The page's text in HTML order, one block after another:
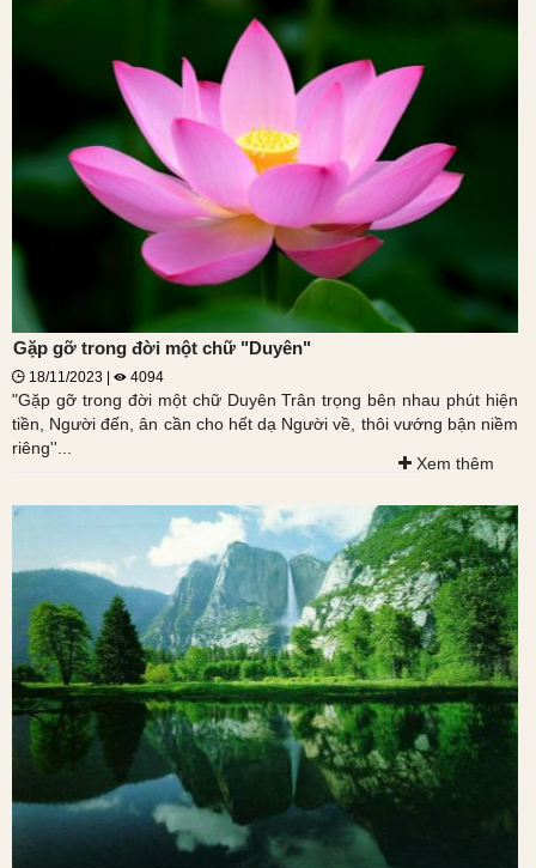
Gặp gỡ trong đời một chữ "Duyên"
18/11/2023 | 4094
"Gặp gỡ trong đời một chữ Duyên Trân trọng bên nhau phút hiện
tiền, Người đến, ân cần cho hết dạ Người về, thôi vướng bận niềm
riêng''...
Xem thêm